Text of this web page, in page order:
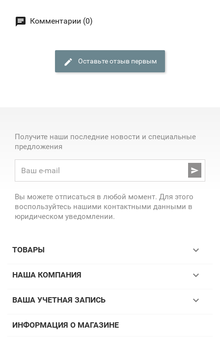
Комментарии (0)
Оставьте отзыв первым
Получите наши последние новости и специальные
предложения

Вы можете отписаться в любой момент. Для этого
воспользуйтесь нашими контактными данными в
юридическом уведомлении.
ТОВАРЫ 
НАША КОМПАНИЯ 
ВАША УЧЕТНАЯ ЗАПИСЬ 
ИНФОРМАЦИЯ О МАГАЗИНЕ